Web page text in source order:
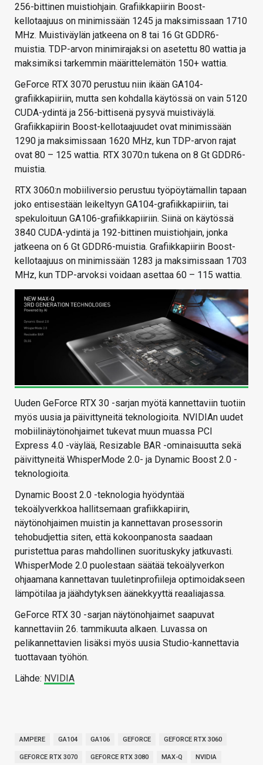
256-bittinen muistiohjain. Grafiikkapiirin Boost-
kellotaajuus on minimissään 1245 ja maksimissaan 1710
MHz. Muistiväylän jatkeena on 8 tai 16 Gt GDDR6-
muistia. TDP-arvon minimirajaksi on asetettu 80 wattia ja
maksimiksi tarkemmin määrittelemätön 150+ wattia.
GeForce RTX 3070 perustuu niin ikään GA104-
grafiikkapiiriin, mutta sen kohdalla käytössä on vain 5120
CUDA-ydintä ja 256-bittisenä pysyvä muistiväylä.
Grafiikkapiirin Boost-kellotaajuudet ovat minimissään
1290 ja maksimissaan 1620 MHz, kun TDP-arvon rajat
ovat 80 – 125 wattia. RTX 3070:n tukena on 8 Gt GDDR6-
muistia.
RTX 3060:n mobiiliversio perustuu työpöytämallin tapaan
joko entisestään leikeltyyn GA104-grafiikkapiiriin, tai
spekuloituun GA106-grafiikkapiiriin. Siinä on käytössä
3840 CUDA-ydintä ja 192-bittinen muistiohjain, jonka
jatkeena on 6 Gt GDDR6-muistia. Grafiikkapiirin Boost-
kellotaajuus on minimissään 1283 ja maksimissaan 1703
MHz, kun TDP-arvoksi voidaan asettaa 60 – 115 wattia.
Uuden GeForce RTX 30 -sarjan myötä kannettaviin tuotiin
myös uusia ja päivittyneitä teknologioita. NVIDIAn uudet
mobiilinäytönohjaimet tukevat muun muassa PCI
Express 4.0 -väylää, Resizable BAR -ominaisuutta sekä
päivittyneitä WhisperMode 2.0- ja Dynamic Boost 2.0 -
teknologioita.
Dynamic Boost 2.0 -teknologia hyödyntää
tekoälyverkkoa hallitsemaan grafiikkapiirin,
näytönohjaimen muistin ja kannettavan prosessorin
tehobudjettia siten, että kokoonpanosta saadaan
puristettua paras mahdollinen suorituskyky jatkuvasti.
WhisperMode 2.0 puolestaan säätää tekoälyverkon
ohjaamana kannettavan tuuletinprofiileja optimoidakseen
lämpötilaa ja jäähdytyksen äänekkyyttä reaaliajassa.
GeForce RTX 30 -sarjan näytönohjaimet saapuvat
kannettaviin 26. tammikuuta alkaen. Luvassa on
pelikannettavien lisäksi myös uusia Studio-kannettavia
tuottavaan työhön.
Lähde: NVIDIA
AMPERE GA104 GA106 GEFORCE GEFORCE RTX 3060
GEFORCE RTX 3070 GEFORCE RTX 3080 MAX-Q NVIDIA